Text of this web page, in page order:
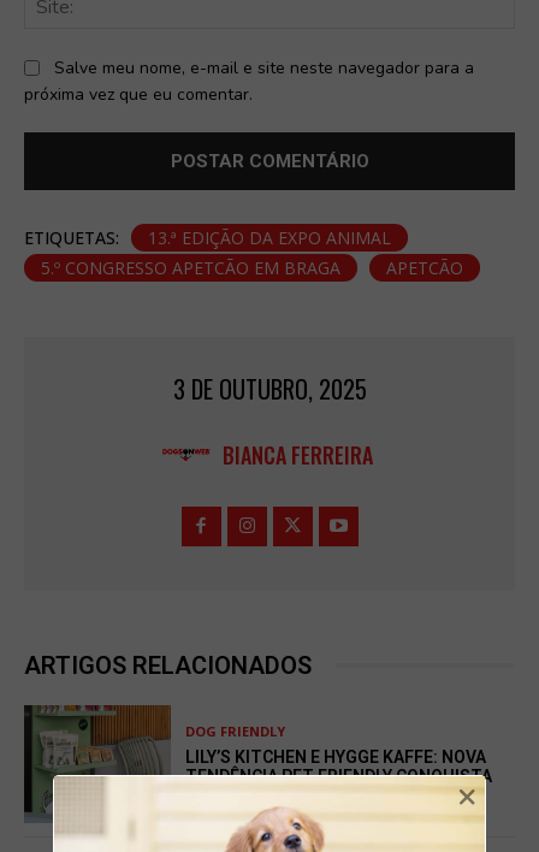
Salve meu nome, e-mail e site neste navegador para a
próxima vez que eu comentar.
ETIQUETAS:
13.ª EDIÇÃO DA EXPO ANIMAL
5.º CONGRESSO APETCÃO EM BRAGA
APETCÃO
3 DE OUTUBRO, 2025
BIANCA FERREIRA
ARTIGOS RELACIONADOS
DOG FRIENDLY
LILY’S KITCHEN E HYGGE KAFFE: NOVA
TENDÊNCIA PET FRIENDLY CONQUISTA
TUTORES E PATUDOS
×